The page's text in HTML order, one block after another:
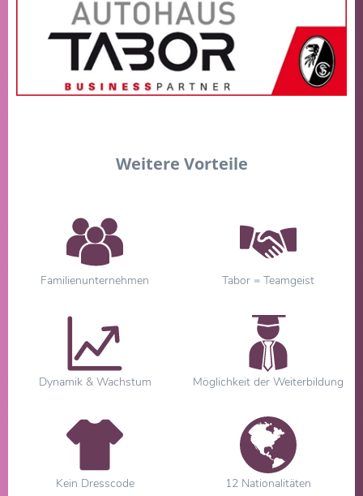
Weitere Vorteile
Familienunternehmen Tabor = Teamgeist
Dynamik & Wachstum Möglichkeit der Weiterbildung
Kein Dresscode 12 Nationalitäten